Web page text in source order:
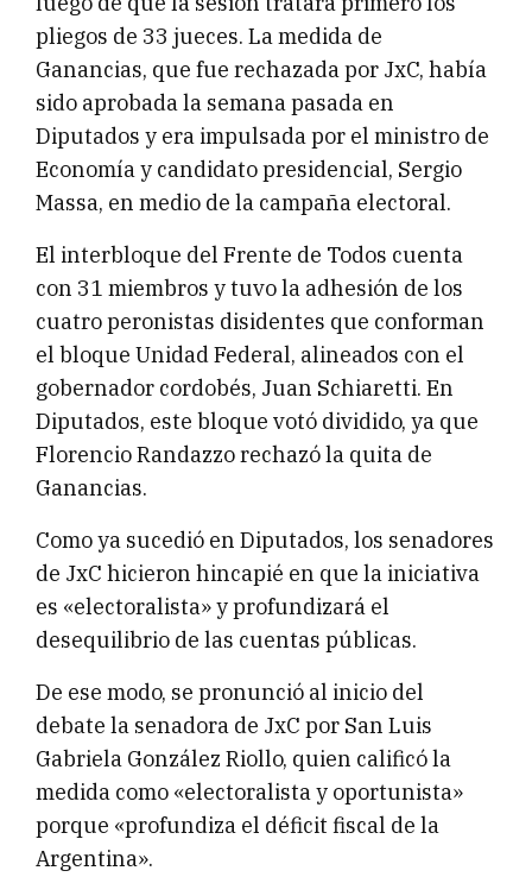
pliegos de 33 jueces. La medida de
Ganancias, que fue rechazada por JxC, había
sido aprobada la semana pasada en
Diputados y era impulsada por el ministro de
Economía y candidato presidencial, Sergio
Massa, en medio de la campaña electoral.
El interbloque del Frente de Todos cuenta
con 31 miembros y tuvo la adhesión de los
cuatro peronistas disidentes que conforman
el bloque Unidad Federal, alineados con el
gobernador cordobés, Juan Schiaretti. En
Diputados, este bloque votó dividido, ya que
Florencio Randazzo rechazó la quita de
Ganancias.
Como ya sucedió en Diputados, los senadores
de JxC hicieron hincapié en que la iniciativa
es «electoralista» y profundizará el
desequilibrio de las cuentas públicas.
De ese modo, se pronunció al inicio del
debate la senadora de JxC por San Luis
Gabriela González Riollo, quien calificó la
medida como «electoralista y oportunista»
porque «profundiza el déficit fiscal de la
Argentina».